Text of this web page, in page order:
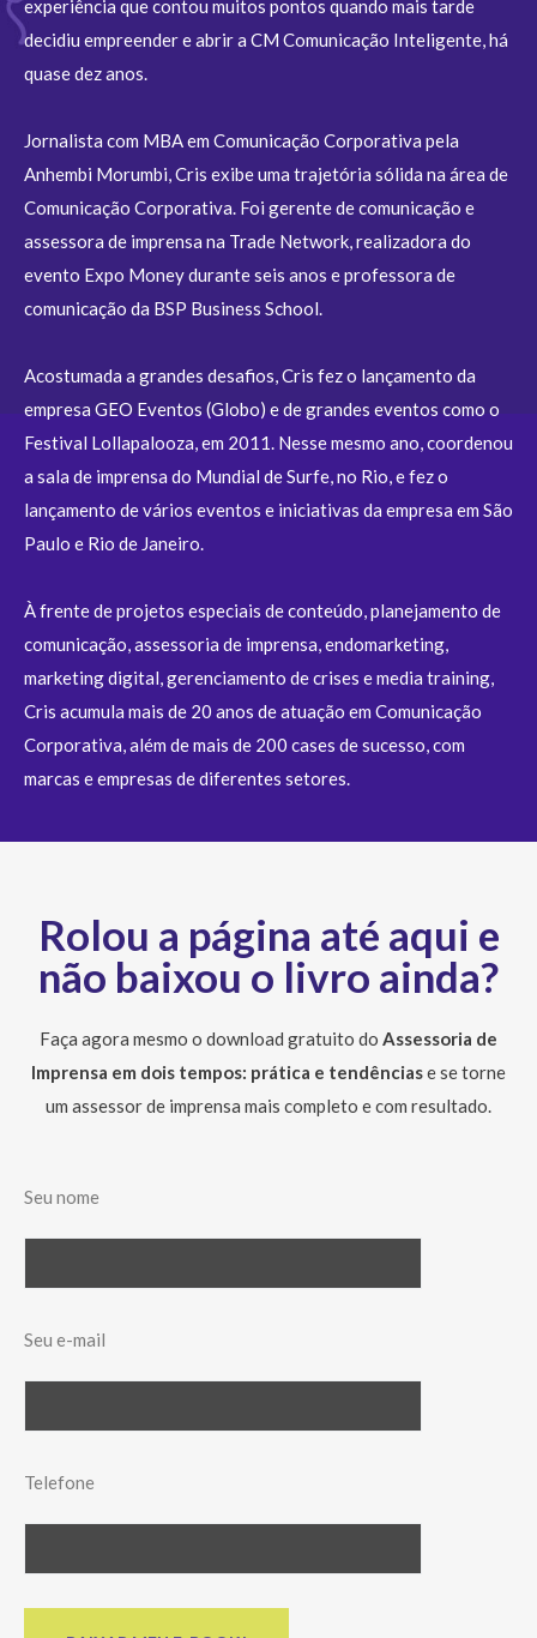
experiência que contou muitos pontos quando mais tarde
decidiu empreender e abrir a CM Comunicação Inteligente, há
quase dez anos.
Jornalista com MBA em Comunicação Corporativa pela
Anhembi Morumbi, Cris exibe uma trajetória sólida na área de
Comunicação Corporativa. Foi gerente de comunicação e
assessora de imprensa na Trade Network, realizadora do
evento Expo Money durante seis anos e professora de
comunicação da BSP Business School.
Acostumada a grandes desafios, Cris fez o lançamento da
empresa GEO Eventos (Globo) e de grandes eventos como o
Festival Lollapalooza, em 2011. Nesse mesmo ano, coordenou
a sala de imprensa do Mundial de Surfe, no Rio, e fez o
lançamento de vários eventos e iniciativas da empresa em São
Paulo e Rio de Janeiro.
À frente de projetos especiais de conteúdo, planejamento de
comunicação, assessoria de imprensa, endomarketing,
marketing digital, gerenciamento de crises e media training,
Cris acumula mais de 20 anos de atuação em Comunicação
Corporativa, além de mais de 200 cases de sucesso, com
marcas e empresas de diferentes setores.
Rolou a página até aqui e
não baixou o livro ainda?
Faça agora mesmo o download gratuito do Assessoria de
Imprensa em dois tempos: prática e tendênciase se torne
um assessor de imprensa mais completo e com resultado.
Seu nome
Seu e-mail
Telefone